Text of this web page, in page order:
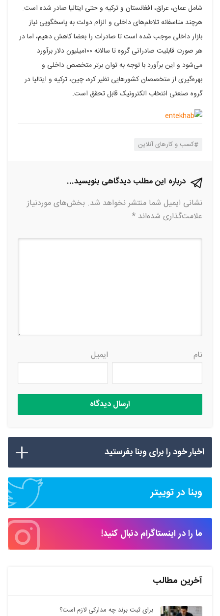
شامل عمان، عراق، افغانستان و ترکیه و حتی ایتالیا صادر شده است.
هرچند متاسفانه تلاطم‌های داخلی و الزام دولت به پاسخگویی نیاز
بازار داخلی موجب شده است تا صادرات را بعضا کاهش دهیم، اما در
هر صورت قابلیت صادراتی گروه تا سالانه ۱۰۰میلیون دلار برآورد
می‌شود و این برآورد با توجه به توان برتر متخصص داخلی و
بهره‌گیری از متخصصان کشورهایی نظیر کره، چین، ترکیه و ایتالیا در
گروه صنعتی انتخاب الکترونیک قابل تحقق است.
کسب و کارهای آنلاین
درباره این مطلب دیدگاهی بنویسید...
نشانی ایمیل شما منتشر نخواهد شد. بخش‌های موردنیاز
علامت‌گذاری شده‌اند *
نام ایمیل
اخبار خود را برای وبنا بفرستید
وبنا در توییتر
ما را در اینستاگرام دنبال کنید!
آخرین مطالب
برای ثبت برند چه مدارکی لازم است؟